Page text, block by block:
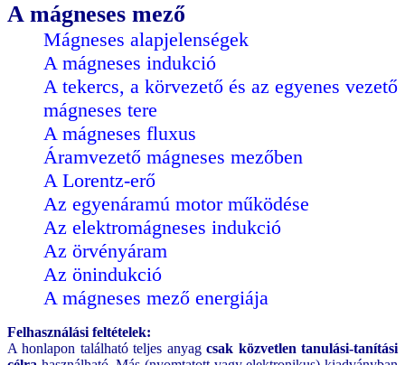
A mágneses mező
Mágneses alapjelenségek
A mágneses indukció
A tekercs, a körvezető és az egyenes vezető
mágneses tere
A mágneses fluxus
Áramvezető mágneses mezőben
A Lorentz-erő
Az egyenáramú motor működése
Az elektromágneses indukció
Az örvényáram
Az önindukció
A mágneses mező energiája
Felhasználási feltételek:
A honlapon található teljes anyagcsak közvetlen tanulási-tanítási